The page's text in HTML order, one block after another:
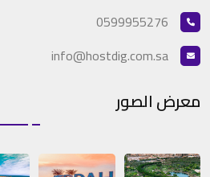
0599955276
info@hostdig.com.sa
معرض الصور